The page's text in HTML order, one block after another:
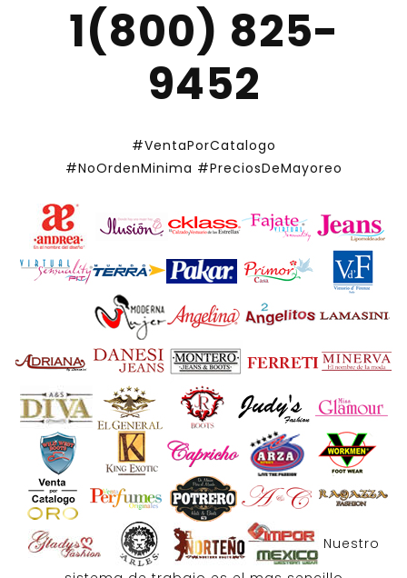
1(800) 825-
9452
#VentaPorCatalogo
#NoOrdenMinima #PreciosDeMayoreo
Nuestro